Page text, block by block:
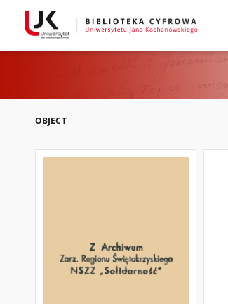
OBJECT